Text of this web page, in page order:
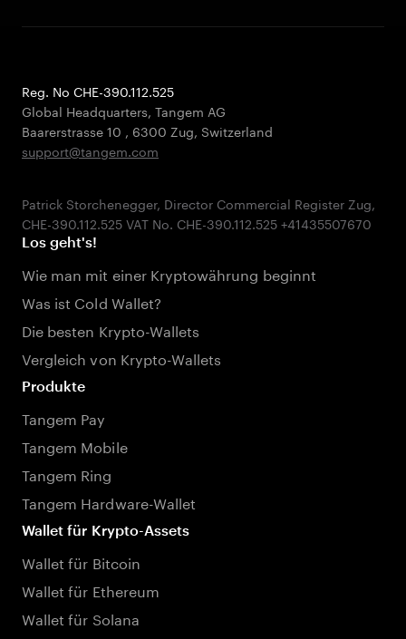
Reg. No CHE-390.112.525
Global Headquarters, Tangem AG
Baarerstrasse 10 , 6300 Zug, Switzerland
support@tangem.com
Patrick Storchenegger, Director Commercial Register Zug,
Los geht's!
Wie man mit einer Kryptowährung beginnt
Was ist Cold Wallet?
Die besten Krypto-Wallets
Vergleich von Krypto-Wallets
Produkte
Tangem Pay
Tangem Mobile
Tangem Ring
Tangem Hardware-Wallet
Wallet für Krypto-Assets
Wallet für Bitcoin
Wallet für Ethereum
Wallet für Solana